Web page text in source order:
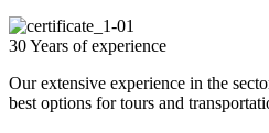
30 Years of experience
Our extensive experience in the
best options for tours and